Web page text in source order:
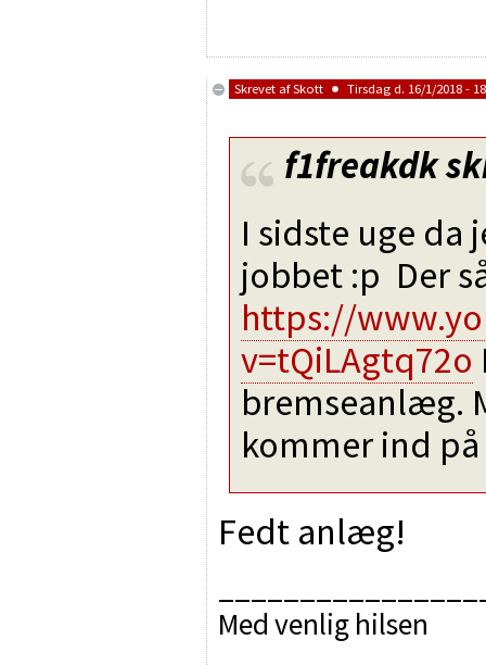
Skrevet afSkott Tirsdag d. 16/1/2018 -
f1freakdk
I sidste uge da
jobbet :p Der
https://
v=tQiLAgtq72o
bremseanlæg.
kommer ind
Fedt anlæg!
Med venlig hilsen